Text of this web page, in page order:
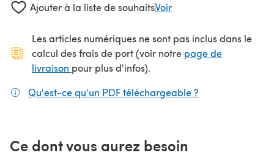
Ajouter à la liste de souhaitsVoir
Les articles numériques ne sont pas inclus dans le
calcul des frais de port (voir notre page de
livraison (s'ouvre dans un nouvel onglet)
pour plus d'infos).
Qu'est-ce qu'un PDF téléchargeable ?
Ce dont vous aurez besoin